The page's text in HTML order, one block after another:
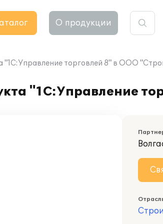
О продукции
"1С:Управление торговлей 8" в ООО
"1С:Управление